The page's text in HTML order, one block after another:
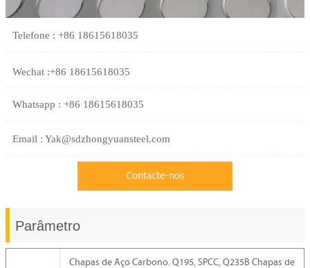
Telefone : +86 18615618035
Wechat :+86 18615618035
Whatsapp : +86 18615618035
Email : Yak@sdzhongyuansteel.com
Contacte-nos
Parâmetro
Chapas de Aço Carbono. Q195, SPCC, Q235B Chapas de